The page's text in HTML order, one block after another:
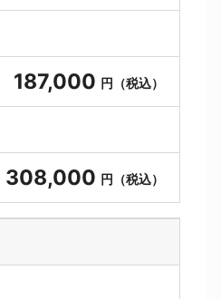
187,000 円（税込）
308,000 円（税込）